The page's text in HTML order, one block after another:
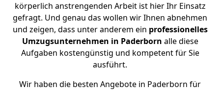
körperlich anstrengenden Arbeit ist hier Ihr Einsatz
gefragt. Und genau das wollen wir Ihnen abnehmen
und zeigen, dass unter anderem ein professionelles
Umzugsunternehmen in Paderborn alle diese
Aufgaben kostengünstig und kompetent für Sie
ausführt.
Wir haben die besten Angebote in Paderborn für